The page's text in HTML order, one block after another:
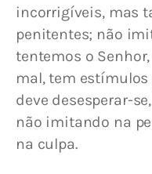
incorrigíveis, mas
penitentes; não
tentemos o
mal, tem estímulos
deve desesperar-
não imitando na
na culpa.